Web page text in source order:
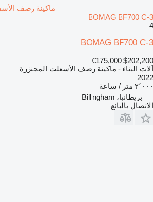
ماكينة رصف
BOMAG BF700 C-3
4
BOMAG BF700 C-3
$202,200
€175,000
آلات البناء - ماكينة رصف الأسفلت المجنزرة
2022
٢٬٠٠٠ متر / ساعة
بريطانيا، Billingham
الاتصال بالبائع